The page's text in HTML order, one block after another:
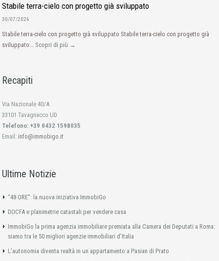
Stabile terra-cielo con progetto già sviluppato
30/07/2026
Stabile terra-cielo con progetto già sviluppato Stabile terra-cielo con progetto già
sviluppato... Scopri di più →
Recapiti
Via Nazionale 40/A
33101 Tavagnacco UD
Telefono: +39 0432 1598035
Email: info@immobigo.it
Ultime Notizie
“48 ORE”: la nuova iniziativa ImmobiGo
DOCFA e planimetrie catastali per vendere casa
ImmobiGo la prima agenzia immobiliare premiata alla Camera dei Deputati a Roma:
siamo tra le 50 migliori agenzie immobiliari d’Italia
L’autonomia diventa realtà in un appartamento a Pasian di Prato